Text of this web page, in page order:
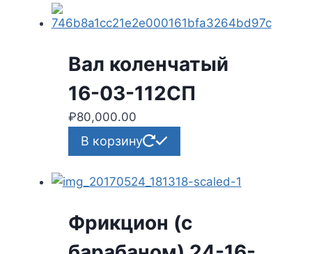
Вал коленчатый
16-03-112СП
₽80,000.00
В корзину
Фрикцион (с